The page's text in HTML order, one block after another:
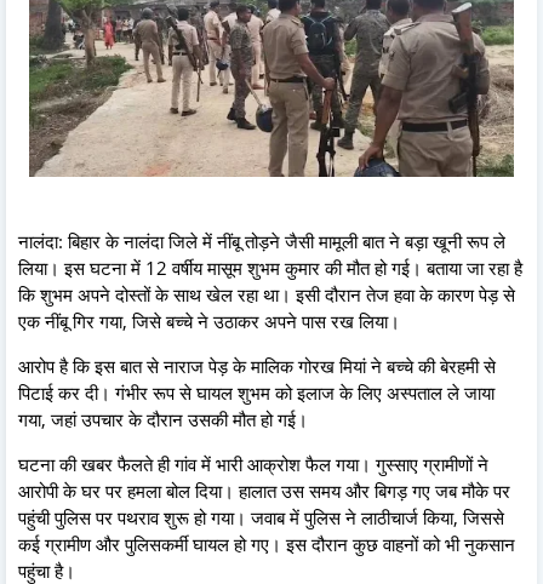
नालंदा: बिहार के नालंदा जिले में नींबू तोड़ने जैसी मामूली बात ने बड़ा खूनी रूप ले
लिया। इस घटना में 12 वर्षीय मासूम शुभम कुमार की मौत हो गई। बताया जा रहा है
कि शुभम अपने दोस्तों के साथ खेल रहा था। इसी दौरान तेज हवा के कारण पेड़ से
एक नींबू गिर गया, जिसे बच्चे ने उठाकर अपने पास रख लिया।
आरोप है कि इस बात से नाराज पेड़ के मालिक गोरख मियां ने बच्चे की बेरहमी से
पिटाई कर दी। गंभीर रूप से घायल शुभम को इलाज के लिए अस्पताल ले जाया
गया, जहां उपचार के दौरान उसकी मौत हो गई।
घटना की खबर फैलते ही गांव में भारी आक्रोश फैल गया। गुस्साए ग्रामीणों ने
आरोपी के घर पर हमला बोल दिया। हालात उस समय और बिगड़ गए जब मौके पर
पहुंची पुलिस पर पथराव शुरू हो गया। जवाब में पुलिस ने लाठीचार्ज किया, जिससे
कई ग्रामीण और पुलिसकर्मी घायल हो गए। इस दौरान कुछ वाहनों को भी नुकसान
पहुंचा है।